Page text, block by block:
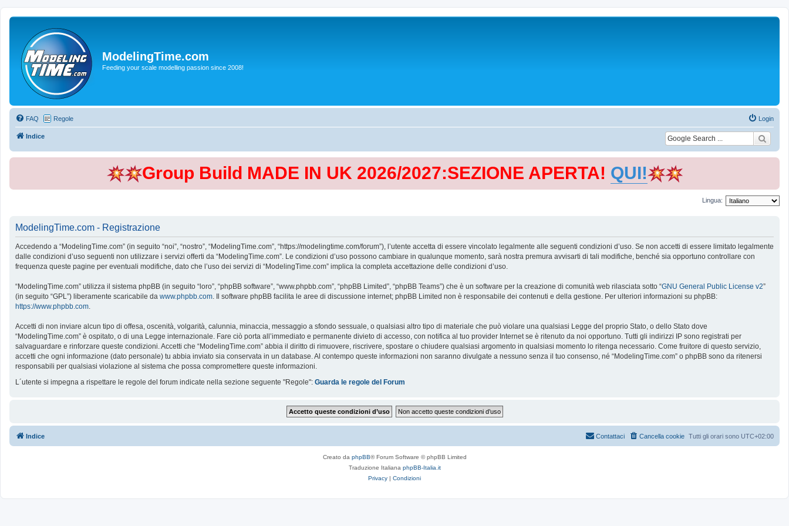
ModelingTime.com
Feeding your scale modelling passion since 2008!
FAQ Regole Login
Indice
Group Build MADE IN UK 2026/2027:SEZIONE APERTA! QUI!
Lingua:
ModelingTime.com - Registrazione
Accedendo a “ModelingTime.com” (in seguito “noi”, “nostro”, “ModelingTime.com”, “https://modelingtime.com/forum”), l’utente accetta di essere vincolato legalmente alle seguenti condizioni d’uso. Se non accetti di essere limitato legalmente
dalle condizioni d’uso seguenti non utilizzare i servizi offerti da “ModelingTime.com”. Le condizioni d’uso possono cambiare in qualunque momento, sarà nostra premura avvisarti di tali modifiche, benché sia opportuno controllare con
frequenza queste pagine per eventuali modifiche, dato che l’uso dei servizi di “ModelingTime.com” implica la completa accettazione delle condizioni d’uso.
“ModelingTime.com” utilizza il sistema phpBB (in seguito “loro”, “phpBB software”, “www.phpbb.com”, “phpBB Limited”, “phpBB Teams”) che è un software per la creazione di comunità web rilasciata sotto “GNU General Public License v2”
(in seguito “GPL”) liberamente scaricabile da www.phpbb.com . Il software phpBB facilita le aree di discussione internet; phpBB Limited non è responsabile dei contenuti e della gestione. Per ulteriori informazioni su phpBB:
https://www.phpbb.com
Accetti di non inviare alcun tipo di offesa, oscenità, volgarità, calunnia, minaccia, messaggio a sfondo sessuale, o qualsiasi altro tipo di materiale che può violare una qualsiasi Legge del proprio Stato, o dello Stato dove
“ModelingTime.com” è ospitato, o di una Legge internazionale. Fare ciò porta all’immediato e permanente divieto di accesso, con notifica al tuo provider Internet se è ritenuto da noi opportuno. Tutti gli indirizzi IP sono registrati per
salvaguardare e rinforzare queste condizioni. Accetti che “ModelingTime.com” abbia il diritto di rimuovere, riscrivere, spostare o chiudere qualsiasi argomento in qualsiasi momento lo ritenga necessario. Come fruitore di questo servizio,
accetti che ogni informazione (dato personale) tu abbia inviato sia conservata in un database. Al contempo queste informazioni non saranno divulgate a nessuno senza il tuo consenso, né “ModelingTime.com” o phpBB sono da ritenersi
responsabili per qualsiasi violazione al sistema che possa compromettere queste informazioni.
L´utente si impegna a rispettare le regole del forum indicate nella sezione seguente "Regole": Guarda le regole del Forum
Indice Tutti gli orari sono UTC+02:00
Cancella cookie
Contattaci
Creato da phpBB® Forum Software © phpBB Limited
Traduzione Italiana phpBB-Italia.it
Privacy | Condizioni